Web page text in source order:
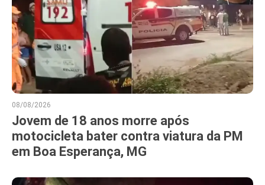
08/08/2026
Jovem de 18 anos morre após
motocicleta bater contra viatura da PM
em Boa Esperança, MG